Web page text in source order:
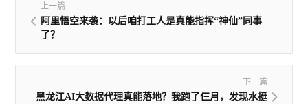
上一篇
阿里悟空来袭：以后咱打工人是真能指挥“神仙”同事
了？
下一篇
黑龙江AI大数据代理真能落地？我跑了仨月，发现水挺